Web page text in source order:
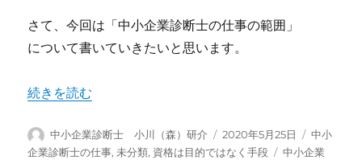
さて、今回は「中小企業診断士の仕事の範囲」
について書いていきたいと思います。
“中小企業診断士は浅く広く？狭く深く？” の
続きを読む
投
稿
中小企業診断士 小川（森）研介
投
稿
2020年5月25日
カ
テ
中小
企業診断士の仕事, 未分類, 資格は目的ではなく手段
タ
中小企業